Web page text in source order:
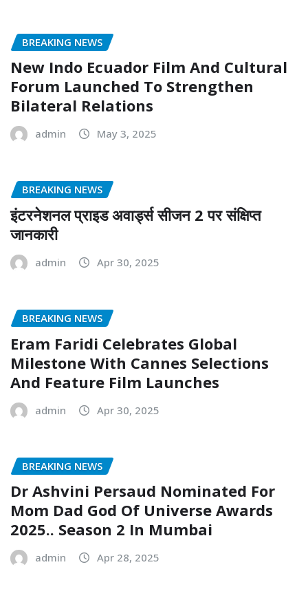
BREAKING NEWS
New Indo Ecuador Film And Cultural
Forum Launched To Strengthen
Bilateral Relations
admin May 3, 2025
BREAKING NEWS
इंटरनेशनल प्राइड अवार्ड्स सीजन 2 पर संक्षिप्त
जानकारी
admin Apr 30, 2025
BREAKING NEWS
Eram Faridi Celebrates Global
Milestone With Cannes Selections
And Feature Film Launches
admin Apr 30, 2025
BREAKING NEWS
Dr Ashvini Persaud Nominated For
Mom Dad God Of Universe Awards
2025.. Season 2 In Mumbai
admin Apr 28, 2025